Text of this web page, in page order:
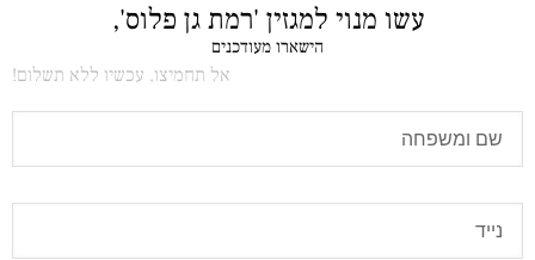
עשו מנוי למגזין 'רמת גן פלוס',
הישארו מעודכנים
אל תחמיצו, עכשיו ללא תשלום!